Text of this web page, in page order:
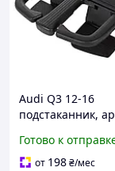
Audi Q3 12-16
подстаканник,
Готово к
от 198₴/мес